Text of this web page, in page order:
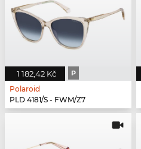
1 182,42 Kč P
Polaroid
PLD 4181/S - FWM/Z7